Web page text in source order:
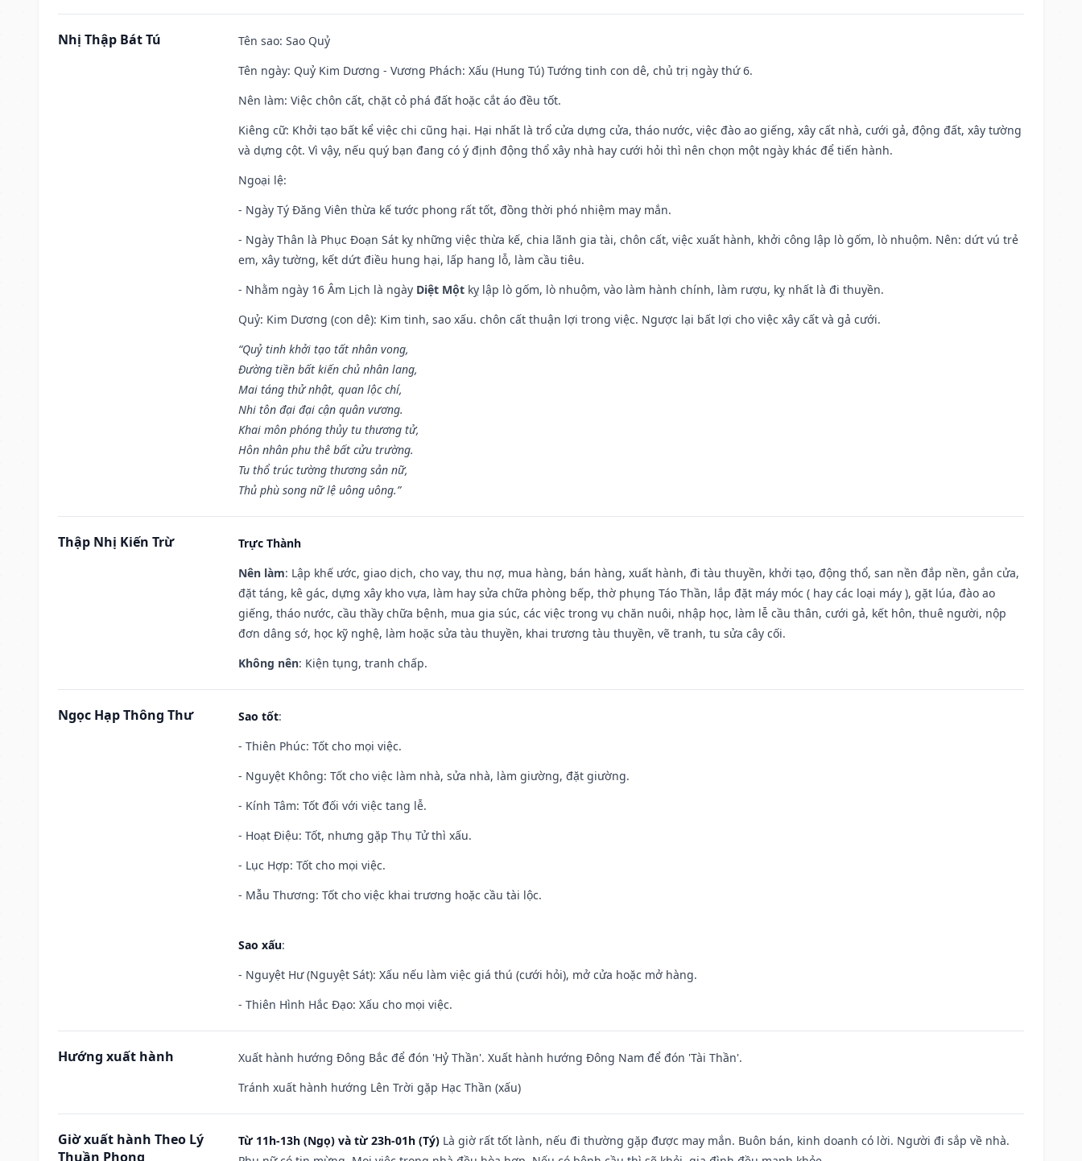
Nhị Thập Bát Tú Tên sao: Sao Quỷ
Tên ngày: Quỷ Kim Dương - Vương Phách: Xấu (Hung Tú) Tướng tinh con dê, chủ trị ngày thứ 6.
Nên làm: Việc chôn cất, chặt cỏ phá đất hoặc cắt áo đều tốt.
Kiêng cữ: Khởi tạo bất kể việc chi cũng hại. Hại nhất là trổ cửa dựng cửa, tháo nước, việc đào ao giếng, xây cất nhà, cưới gả, động đất, xây tường
và dựng cột. Vì vậy, nếu quý bạn đang có ý định động thổ xây nhà hay cưới hỏi thì nên chọn một ngày khác để tiến hành.
Ngoại lệ:
- Ngày Tý Đăng Viên thừa kế tước phong rất tốt, đồng thời phó nhiệm may mắn.
- Ngày Thân là Phục Đoạn Sát kỵ những việc thừa kế, chia lãnh gia tài, chôn cất, việc xuất hành, khởi công lập lò gốm, lò nhuộm. Nên: dứt vú trẻ
em, xây tường, kết dứt điều hung hại, lấp hang lỗ, làm cầu tiêu.
- Nhằm ngày 16 Âm Lịch là ngày Diệt Một kỵ lập lò gốm, lò nhuộm, vào làm hành chính, làm rượu, kỵ nhất là đi thuyền.
Quỷ: Kim Dương (con dê): Kim tinh, sao xấu. chôn cất thuận lợi trong việc. Ngược lại bất lợi cho việc xây cất và gả cưới.
“Quỷ tinh khởi tạo tất nhân vong,
Đường tiền bất kiến chủ nhân lang,
Mai táng thử nhật, quan lộc chí,
Nhi tôn đại đại cận quân vương.
Khai môn phóng thủy tu thương tử,
Hôn nhân phu thê bất cửu trường.
Tu thổ trúc tường thương sản nữ,
Thủ phù song nữ lệ uông uông.”
Thập Nhị Kiến Trừ
Trực Thành
Nên làm: Lập khế ước, giao dịch, cho vay, thu nợ, mua hàng, bán hàng, xuất hành, đi tàu thuyền, khởi tạo, động thổ, san nền đắp nền, gắn cửa,
đặt táng, kê gác, dựng xây kho vựa, làm hay sửa chữa phòng bếp, thờ phụng Táo Thần, lắp đặt máy móc ( hay các loại máy ), gặt lúa, đào ao
giếng, tháo nước, cầu thầy chữa bệnh, mua gia súc, các việc trong vụ chăn nuôi, nhập học, làm lễ cầu thân, cưới gả, kết hôn, thuê người, nộp
đơn dâng sớ, học kỹ nghệ, làm hoặc sửa tàu thuyền, khai trương tàu thuyền, vẽ tranh, tu sửa cây cối.
Không nên: Kiện tụng, tranh chấp.
Ngọc Hạp Thông Thư Sao tốt:
- Thiên Phúc: Tốt cho mọi việc.
- Nguyệt Không: Tốt cho việc làm nhà, sửa nhà, làm giường, đặt giường.
- Kính Tâm: Tốt đối với việc tang lễ.
- Hoạt Điệu: Tốt, nhưng gặp Thụ Tử thì xấu.
- Lục Hợp: Tốt cho mọi việc.
- Mẫu Thương: Tốt cho việc khai trương hoặc cầu tài lộc.
Sao xấu:
- Nguyệt Hư (Nguyệt Sát): Xấu nếu làm việc giá thú (cưới hỏi), mở cửa hoặc mở hàng.
- Thiên Hình Hắc Đạo: Xấu cho mọi việc.
Hướng xuất hành
Xuất hành hướng Đông Bắc để đón 'Hỷ Thần'. Xuất hành hướng Đông Nam để đón 'Tài Thần'.
Tránh xuất hành hướng Lên Trời gặp Hạc Thần (xấu)
Giờ xuất hành Theo Lý
Thuần Phong
Từ 11h-13h (Ngọ) và từ 23h-01h (Tý) Là giờ rất tốt lành, nếu đi thường gặp được may mắn. Buôn bán, kinh doanh có lời. Người đi sắp về nhà.